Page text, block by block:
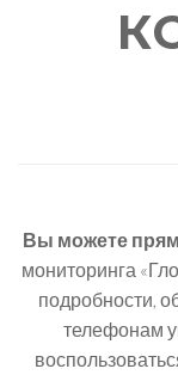
Вы можете
мониторинга
подробности,
телефонам